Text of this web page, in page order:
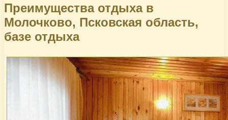
Преимущества отдыха в
Молочково, Псковская область,
базе отдыха